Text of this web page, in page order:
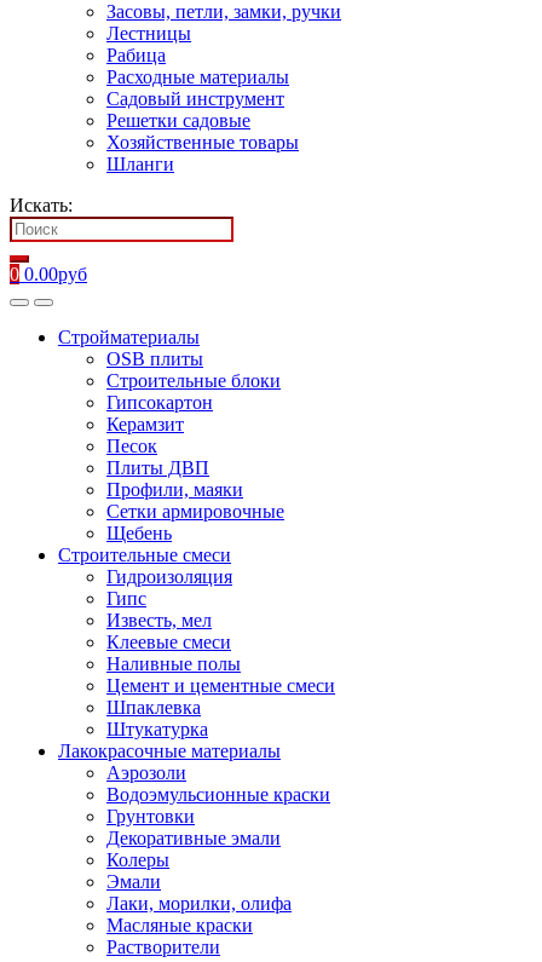
Засовы, петли, замки, ручки
Лестницы
Рабица
Расходные материалы
Садовый инструмент
Решетки садовые
Хозяйственные товары
Шланги
Искать:
0 0.00руб
Стройматериалы
OSB плиты
Строительные блоки
Гипсокартон
Керамзит
Песок
Плиты ДВП
Профили, маяки
Сетки армировочные
Щебень
Строительные смеси
Гидроизоляция
Гипс
Известь, мел
Клеевые смеси
Наливные полы
Цемент и цементные смеси
Шпаклевка
Штукатурка
Лакокрасочные материалы
Аэрозоли
Водоэмульсионные краски
Грунтовки
Декоративные эмали
Колеры
Эмали
Лаки, морилки, олифа
Масляные краски
Растворители